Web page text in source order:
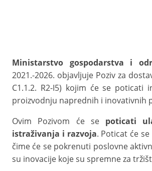
Ministarstvo gospodarstva i
2021.-2026. objavljuje Poziv za
C1.1.2. R2-I5) kojim će se
proizvodnju naprednih i inovativnih
Ovim Pozivom će se poticati
istraživanja i razvoja. Poticat će
čime će se pokrenuti poslovne
su inovacije koje su spremne za